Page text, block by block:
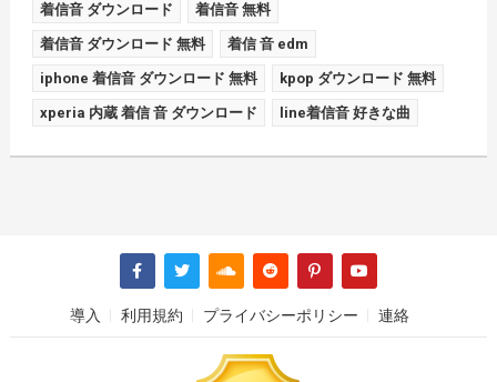
着信音 ダウンロード 着信音 無料
着信音 ダウンロード 無料 着信 音 edm
iphone 着信音 ダウンロード 無料 kpop ダウンロード 無料
xperia 内蔵 着信 音 ダウンロード line着信音 好きな曲
導入 利用規約 プライバシーポリシー 連絡